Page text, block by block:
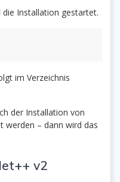
die Installation gestartet.
im Verzeichnis
der Installation von
werden – dann wird das
v2